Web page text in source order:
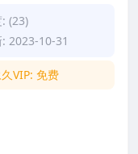
(23)
2023-10-31
VIP: 免费